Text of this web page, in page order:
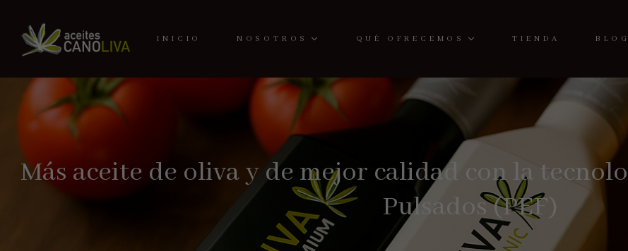
INICIO NOSOTROS QUÉ OFRECEMOS TIENDA BLOG
Más aceite de oliva y de mejor calidad con la
Pulsados (PEF)